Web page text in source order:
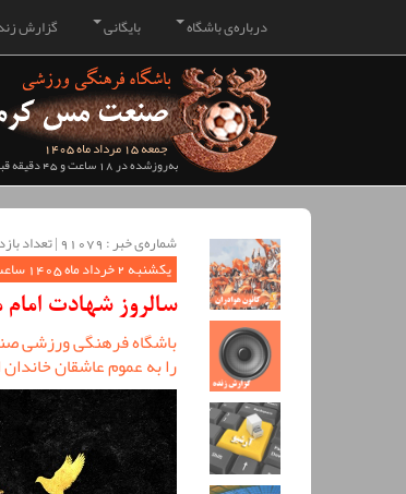
گزارش بایگانی درباره‌ی باشگاه
جمعه 15 مرداد ماه 1405
به‌روزشده در 18 ساعت و 45 دقیقه قبل
شماره‌ی خبر : ‌91079 | تعداد بازدید : 218
یکشنبه 2 خرداد ماه 1405 ساعت 12:50
سالروز شهادت
باشگاه فرهنگی ورزشی
را به عموم عاشقان